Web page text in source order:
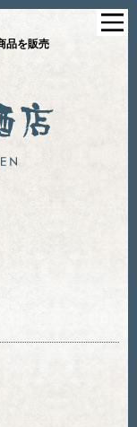
品を販売